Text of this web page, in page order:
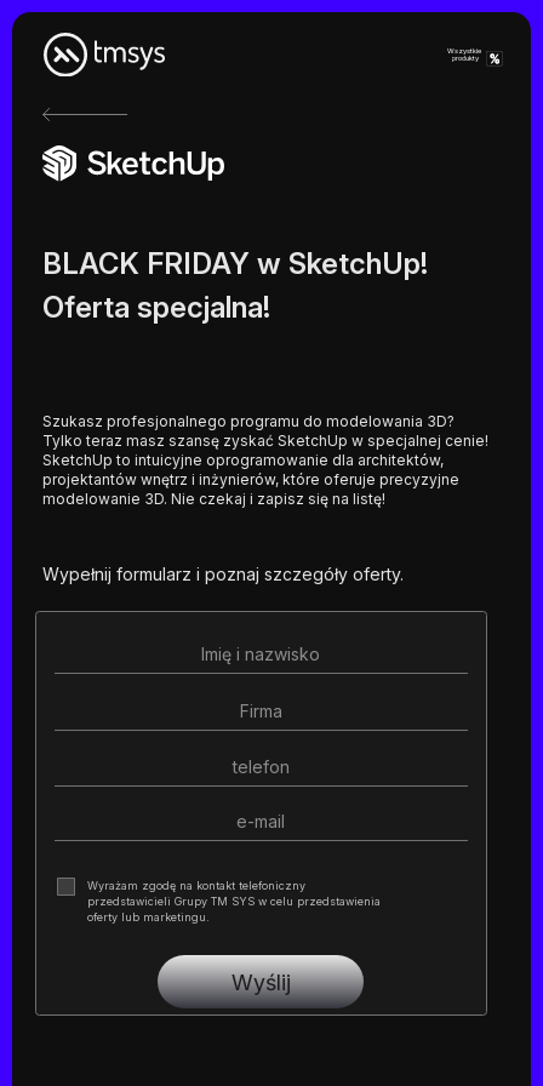
Skip
to
content
Wszystkie
produkty
BLACK FRIDAY w SketchUp!
Oferta specjalna!
Szukasz profesjonalnego programu do modelowania 3D?
Tylko teraz masz szansę zyskać SketchUp w specjalnej cenie!
SketchUp to intuicyjne oprogramowanie dla architektów,
projektantów wnętrz i inżynierów, które oferuje precyzyjne
modelowanie 3D. Nie czekaj i zapisz się na listę!
Wypełnij formularz i poznaj szczegóły oferty.
Wyrażam zgodę na kontakt telefoniczny
przedstawicieli Grupy TM SYS w celu przedstawienia
oferty lub marketingu.